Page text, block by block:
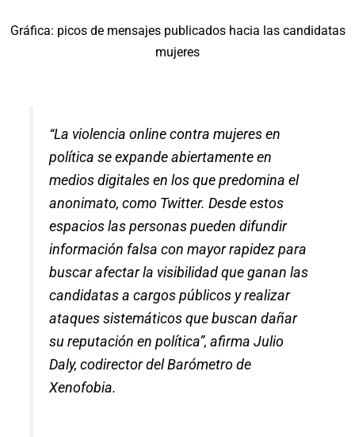
Gráfica: picos de mensajes publicados hacia las candidatas
mujeres
“La violencia online contra mujeres en
política se expande abiertamente en
medios digitales en los que predomina el
anonimato, como Twitter. Desde estos
espacios las personas pueden difundir
información falsa con mayor rapidez para
buscar afectar la visibilidad que ganan las
candidatas a cargos públicos y realizar
ataques sistemáticos que buscan dañar
su reputación en política”, afirma Julio
Daly, codirector del Barómetro de
Xenofobia.